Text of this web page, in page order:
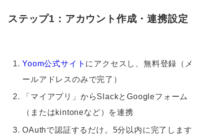
ステップ1：アカウント作成・連携設定
Yoom公式サイト にアクセスし、無料登録（メ
ールアドレスのみで完了）
「マイアプリ」からSlackとGoogleフォーム
（またはkintoneなど）を連携
OAuthで認証するだけ。5分以内に完了します